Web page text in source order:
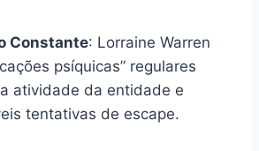
Constante: Lorraine Warren
psíquicas” regulares
atividade da entidade e
tentativas de escape.